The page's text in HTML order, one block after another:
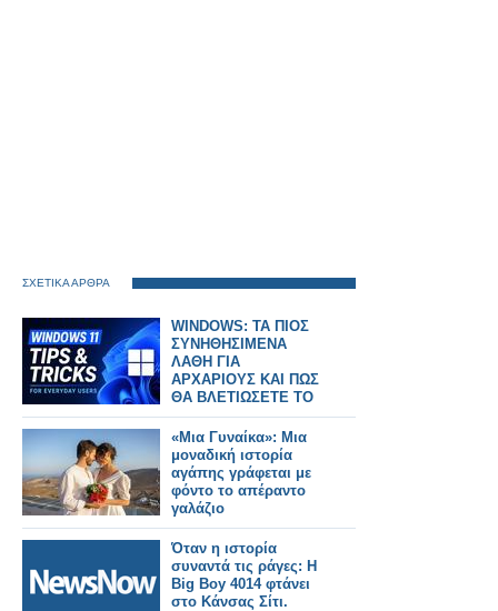
ΣΧΕΤΙΚΑ ΑΡΘΡΑ
WINDOWS: ΤΑ ΠΙΟΣ
ΣΥΝΗΘΗΣΙΜΕΝΑ
ΛΑΘΗ ΓΙΑ
ΑΡΧΑΡΙΟΥΣ ΚΑΙ ΠΩΣ
ΘΑ ΒΛΕΤΙΩΣΕΤΕ ΤΟ
ΣΥΣΤΗΜΑ ΣΑΣ
«Μια Γυναίκα»: Μια
μοναδική ιστορία
αγάπης γράφεται με
φόντο το απέραντο
γαλάζιο
Όταν η ιστορία
συναντά τις ράγες: Η
Big Boy 4014 φτάνει
στο Κάνσας Σίτι.